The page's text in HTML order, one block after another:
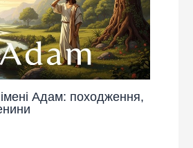
Адам: походження,